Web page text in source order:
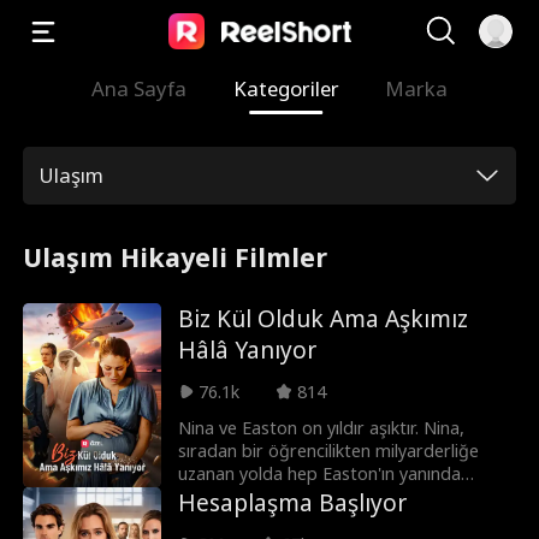
Ana Sayfa Kategoriler Marka
Ulaşım
Ulaşım Hikayeli Filmler
Biz Kül Olduk Ama Aşkımız
Hâlâ Yanıyor
76.1k
814
Nina ve Easton on yıldır aşıktır. Nina,
sıradan bir öğrencilikten milyarderliğe
uzanan yolda hep Easton'ın yanında
olmuştur. Ancak Easton başarısının
zirvesindeyken Nina onu iş ortağı Candice
Hesaplaşma Başlıyor